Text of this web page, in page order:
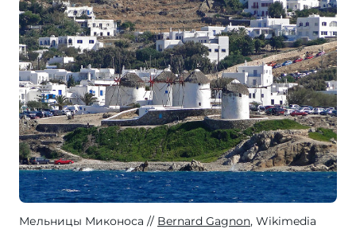
Мельницы Миконоса Bernard Gagnon, Wikimedia